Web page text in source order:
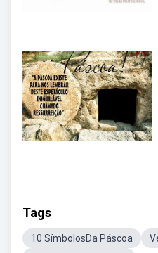
Tags
10 SímbolosDa Páscoa